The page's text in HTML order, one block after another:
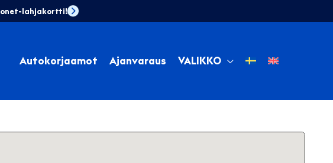
lahjakortti!
Autokorjaamot Ajanvaraus VALIKKO